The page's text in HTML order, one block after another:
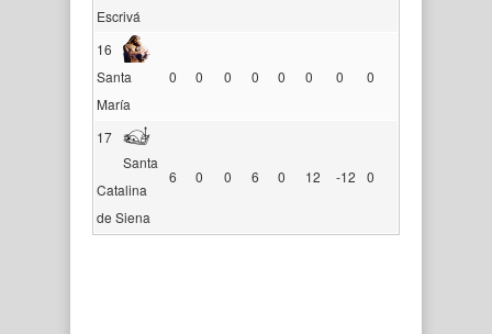
Escrivá
16
Santa
María
0 0 0 0 0 0 0 0
17
Santa
Catalina
de Siena
6 0 0 6 0 12 -12 0